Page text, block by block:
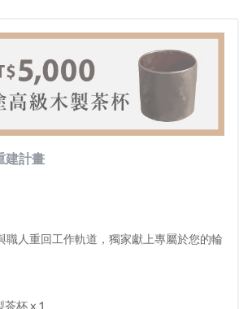
的集資計畫，希望透過「互相」的方
灣人親身體驗到輪島漆器的美好外，
為實質的力量 ，讓輪島塗職人可以重回
養更多心血，我們誠摯邀請您可以繼續
，而無法提供實質金額幫助日本田谷漆
助田谷漆器店取得更多資源，同時避免
並且透過計畫更新頁面詳盡報告內容。
建計畫
職人重回工作軌道，獨家獻上專屬於您的輪
杯 x 1